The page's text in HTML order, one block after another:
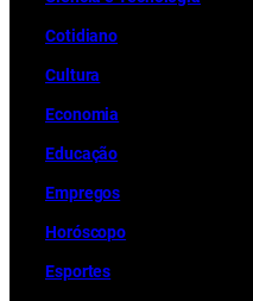
Cotidiano
Cultura
Economia
Educação
Empregos
Horóscopo
Esportes